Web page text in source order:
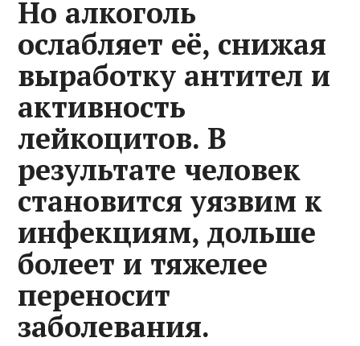
Но алкоголь
ослабляет её, снижая
выработку антител и
активность
лейкоцитов. В
результате человек
становится уязвим к
инфекциям, дольше
болеет и тяжелее
переносит
заболевания.